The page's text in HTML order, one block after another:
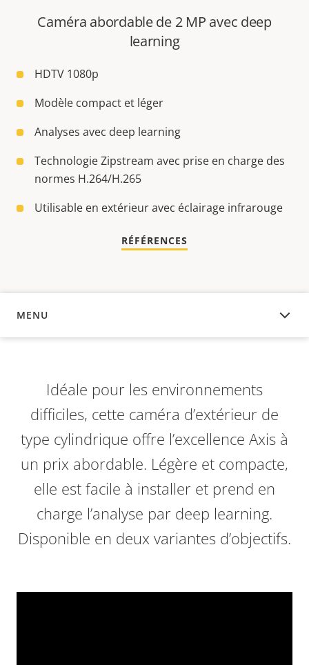
Caméra abordable de 2 MP avec deep
learning
HDTV 1080p
Modèle compact et léger
Analyses avec deep learning
Technologie Zipstream avec prise en charge des
normes H.264/H.265
Utilisable en extérieur avec éclairage infrarouge
RÉFÉRENCES
MENU
APERÇU
Idéale pour les environnements
difficiles, cette caméra d’extérieur de
type cylindrique offre l’excellence Axis à
un prix abordable. Légère et compacte,
elle est facile à installer et prend en
charge l’analyse par deep learning.
Disponible en deux variantes d’objectifs.